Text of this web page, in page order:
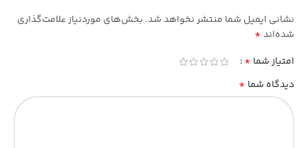
نشانی ایمیل شما منتشر نخواهد شد. بخش‌های موردنیاز علامت‌گذاری
شده‌اند*
امتیاز شما *
دیدگاه شما *